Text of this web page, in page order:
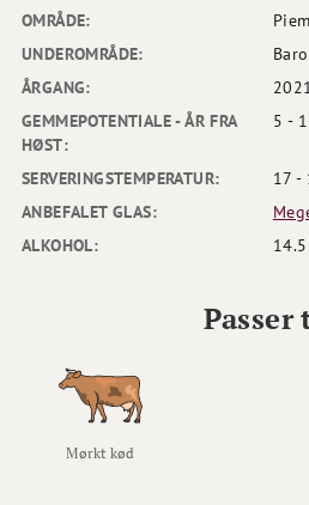
OMRÅDE:
UNDEROMRÅDE:
ÅRGANG:
GEMMEPOTENTIALE - ÅR FRA
HØST:
5 -
SERVERINGSTEMPERATUR:
17 -
ANBEFALET GLAS:
ALKOHOL:
Passer
Mørkt kød